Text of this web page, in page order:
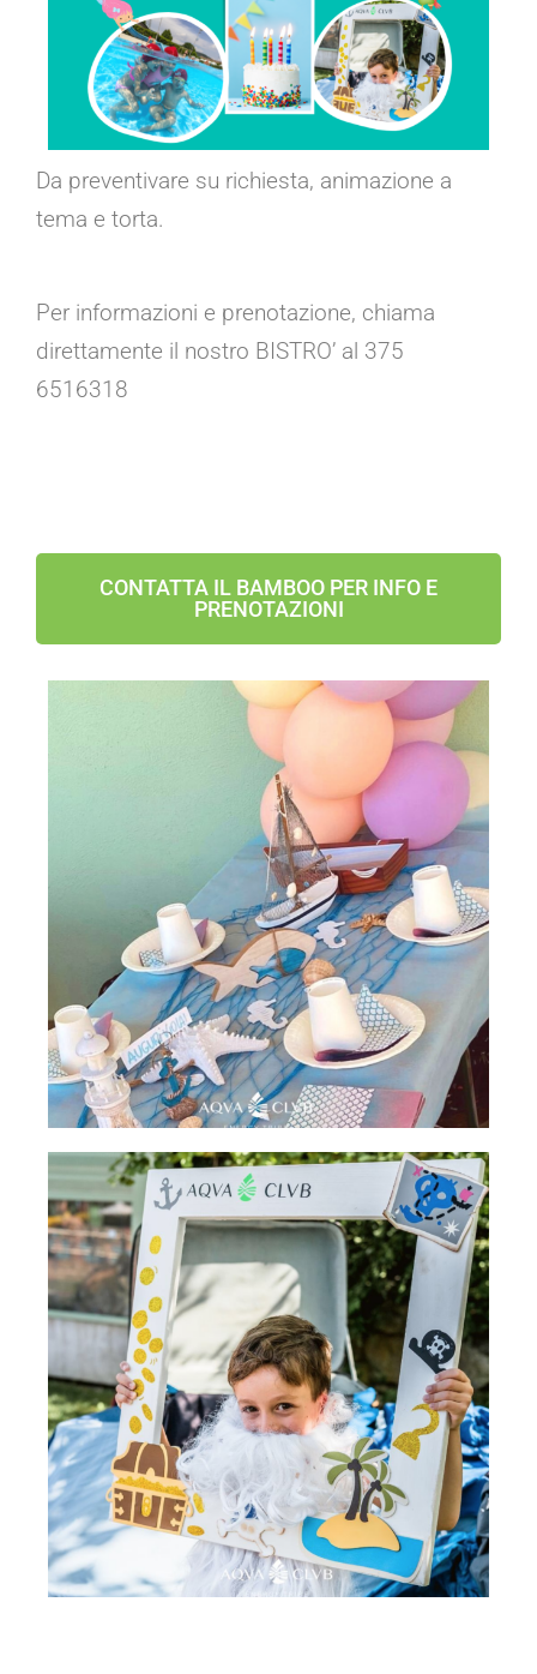
Da preventivare su richiesta, animazione a
tema e torta.
Per informazioni e prenotazione, chiama
direttamente il nostro BISTRO’ al 375
6516318
CONTATTA IL BAMBOO PER INFO E
PRENOTAZIONI